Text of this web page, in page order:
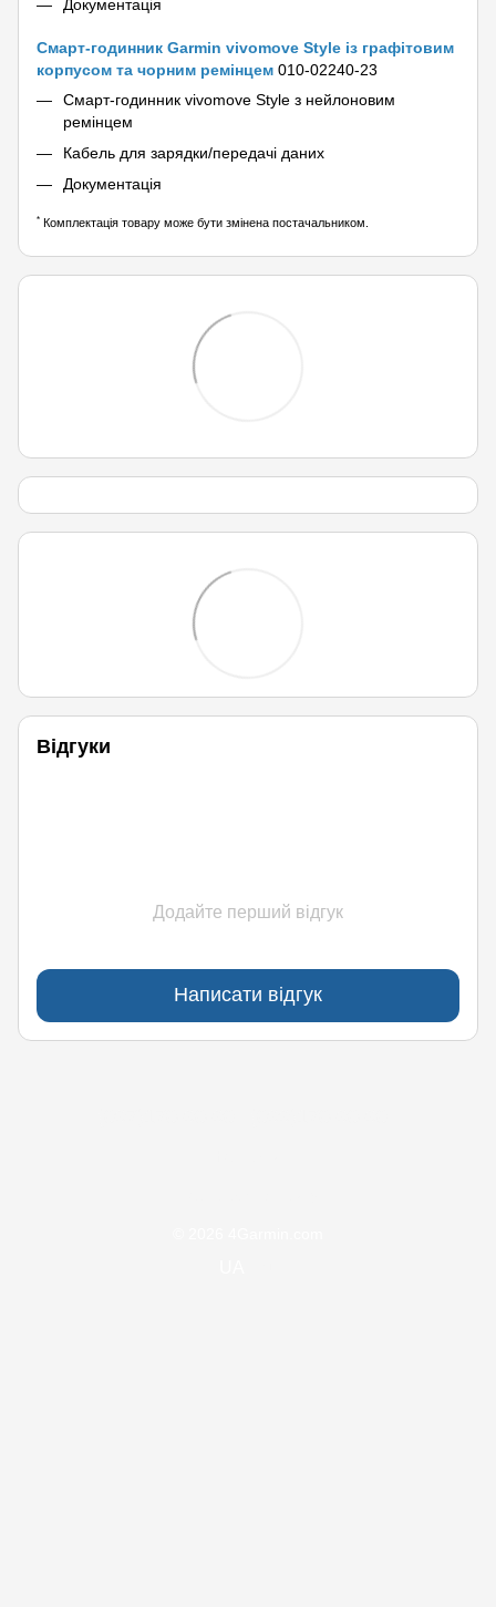
Документація
Смарт-годинник Garmin vivomove Style із графітовим
корпусом та чорним ремінцем 010-02240-23
Смарт-годинник vivomove Style з нейлоновим
ремінцем
Кабель для зарядки/передачі даних
Документація
* Комплектація товару може бути змінена постачальником.
Відгуки
Додайте перший відгук
Написати відгук